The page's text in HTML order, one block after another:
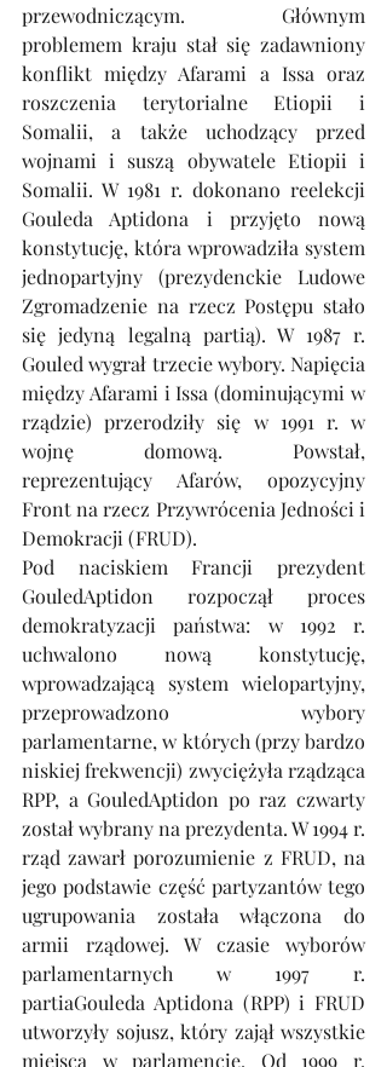
przewodniczącym. Głównym
problemem kraju stał się zadawniony
konflikt między Afarami a Issa oraz
roszczenia terytorialne Etiopii i
Somalii, a także uchodzący przed
wojnami i suszą obywatele Etiopii i
Somalii. W 1981 r. dokonano reelekcji
Gouleda Aptidona i przyjęto nową
konstytucję, która wprowadziła system
jednopartyjny (prezydenckie Ludowe
Zgromadzenie na rzecz Postępu stało
się jedyną legalną partią). W 1987 r.
Gouled wygrał trzecie wybory. Napięcia
między Afarami i Issa (dominującymi w
rządzie) przerodziły się w 1991 r. w
wojnę domową. Powstał,
reprezentujący Afarów, opozycyjny
Front na rzecz Przywrócenia Jedności i
Demokracji (FRUD).
Pod naciskiem Francji prezydent
GouledAptidon rozpoczął proces
demokratyzacji państwa: w 1992 r.
uchwalono nową konstytucję,
wprowadzającą system wielopartyjny,
przeprowadzono wybory
parlamentarne, w których (przy bardzo
niskiej frekwencji) zwyciężyła rządząca
RPP, a GouledAptidon po raz czwarty
został wybrany na prezydenta. W 1994 r.
rząd zawarł porozumienie z FRUD, na
jego podstawie część partyzantów tego
ugrupowania została włączona do
armii rządowej. W czasie wyborów
parlamentarnych w 1997 r.
partiaGouleda Aptidona (RPP) i FRUD
utworzyły sojusz, który zajął wszystkie
miejsca w parlamencie. Od 1999 r.